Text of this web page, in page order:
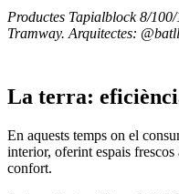
Productes Tapialblock 8/
Tramway. Arquitectes:
La terra:
En aquests temps on el
interior, oferint espais
confort.